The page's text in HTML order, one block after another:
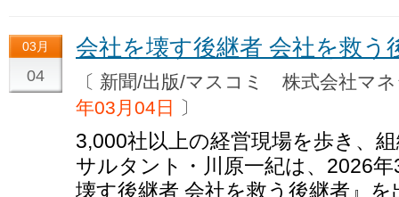
03月
04
会社を壊す後継者 会社を救う
〔 新聞/出版/マスコミ 株式会社マ
年03月04日
〕
3,000社以上の経営現場を歩き、
サルタント・川原一紀は、2026
壊す後継者 会社を救う後継者』